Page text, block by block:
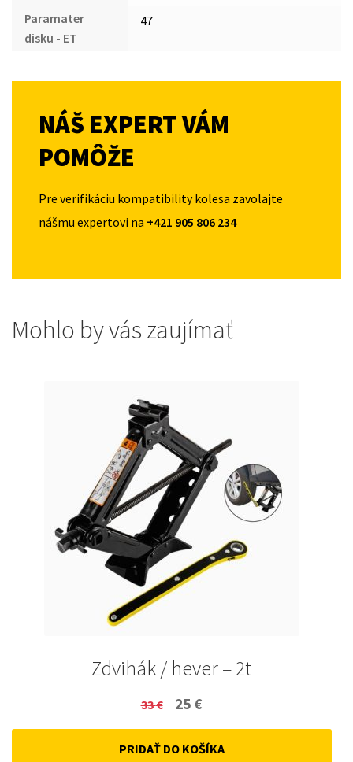
Paramater
disku - ET
47
NÁŠ EXPERT VÁM
POMÔŽE
Pre verifikáciu kompatibility kolesa zavolajte
nášmu expertovi na +421 905 806 234
Mohlo by vás zaujímať
Zdvihák / hever – 2t
33€
Original
price
was:
25 €
price
is:
PRIDAŤ DO KOŠÍKA